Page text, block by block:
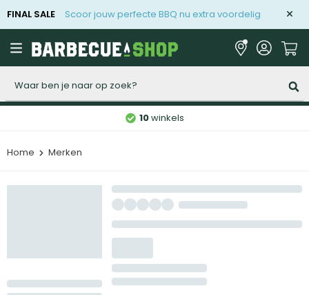
FINAL SALE Scoor jouw perfecte BBQ nu extra voordelig
10winkels
Home Merken